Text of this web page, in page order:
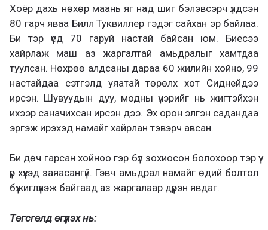
Хоёр дахь нөхөр маань яг над шиг бэлэвсэрч үлдсэн
80 гарч яваа Билл Туквиллер гэдэг сайхан эр байлаа.
Би тэр үед 70 гаруй настай байсан юм. Биесээ
хайрлаж маш аз жаргалтай амьдралыг хамтдаа
туулсан. Нөхрөө алдсаны дараа 60 жилийн хойно, 99
настайдаа сэтгэлд уяатай төрөлх хот Сиднейдээ
ирсэн. Шувуудын дуу, модны үнэрийг нь жигтэйхэн
ихээр саначихсан ирсэн дээ. Эх орон элгэн садандаа
эргэж ирэхэд намайг хайрлан тэвэрч авсан.
Би дөч гарсан хойноо гэр бүл зохиосон болохоор тэр үү
үр хүүхэд заяасангүй. Гэвч амьдрал намайг өдий болтол
бүжиглүүлэж байгаад аз жаргалаар дүүрэн явдаг.
Төгсгөлд өгүүлэх нь: